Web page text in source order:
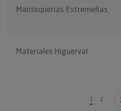
Mantequerias Extremeñas
Materiales Higuerval
1 2